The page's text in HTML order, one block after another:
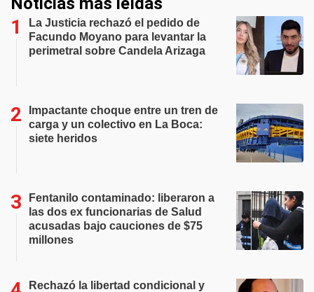
La Justicia rechazó el pedido de
Facundo Moyano para levantar la
perimetral sobre Candela Arizaga
Impactante choque entre un tren de
carga y un colectivo en La Boca:
siete heridos
Fentanilo contaminado: liberaron a
las dos ex funcionarias de Salud
acusadas bajo cauciones de $75
millones
Rechazó la libertad condicional y